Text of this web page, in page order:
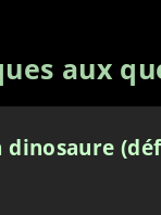
aux
dinosaure